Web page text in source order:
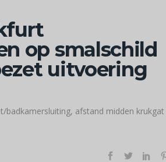
op smalschild
uitvoering
badkamersluiting, afstand midden krukgat